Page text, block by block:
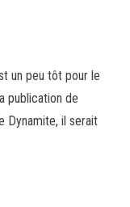
un peu tôt pour le
publication de
Dynamite, il serait